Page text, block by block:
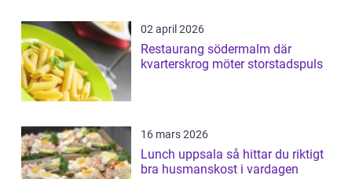
02 april 2026
Restaurang södermalm där
kvarterskrog möter storstadspuls
16 mars 2026
Lunch uppsala så hittar du riktigt
bra husmanskost i vardagen